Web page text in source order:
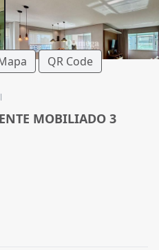
QR Code
MOBILIADO 3